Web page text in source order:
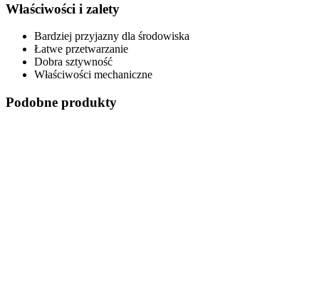
Właściwości i zalety
Bardziej przyjazny dla środowiska
Łatwe przetwarzanie
Dobra sztywność
Właściwości mechaniczne
Podobne produkty